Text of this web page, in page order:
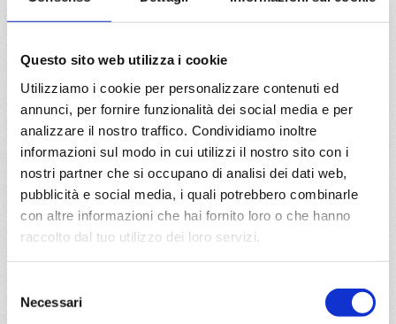
Questo sito web utilizza i cookie
Utilizziamo i cookie per personalizzare contenuti ed
annunci, per fornire funzionalità dei social media e per
analizzare il nostro traffico. Condividiamo inoltre
informazioni sul modo in cui utilizzi il nostro sito con i
nostri partner che si occupano di analisi dei dati web,
pubblicità e social media, i quali potrebbero combinarle
con altre informazioni che hai fornito loro o che hanno
raccolto dal tuo utilizzo dei loro servizi.
delNecessari
19/01/2028
26/01/2028
a partire da
€ 513
DETTAGLI
daValenciaconMSC Musica
Valencia, Marsiglia, Genova, Civitavecchia, Palermo, Ibiza,
Valencia, Provence(marseilles)